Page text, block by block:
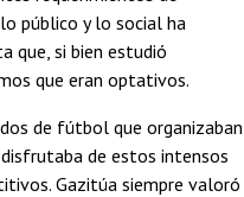
público y lo social ha
que, si bien estudió
que eran optativos.
de fútbol que organizaban
de estos intensos
Gazitúa siempre valoró